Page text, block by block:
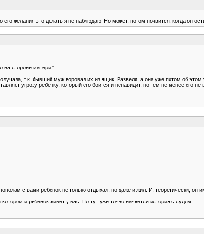
желания это делать я не наблюдаю. Но может, потом появится, когда он
на стороне матери."
т.к. бывший муж воровал их из ящик. Развели, а она уже потом об этом
угрозу ребенку, который его боится и ненавидит, но тем не менее его
с вами ребенок не только отдыхал, но даже и жил. И, теоретически, он
и ребенок живет у вас. Но тут уже точно начнется история с судом...